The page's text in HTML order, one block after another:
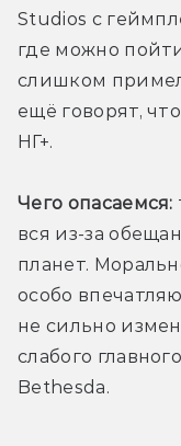
Studios с
где можно
слишком
ещё говорят,
НГ+.
Чего опасаемся:
вся из-за
планет.
особо
не сильно
слабого
Bethesda.